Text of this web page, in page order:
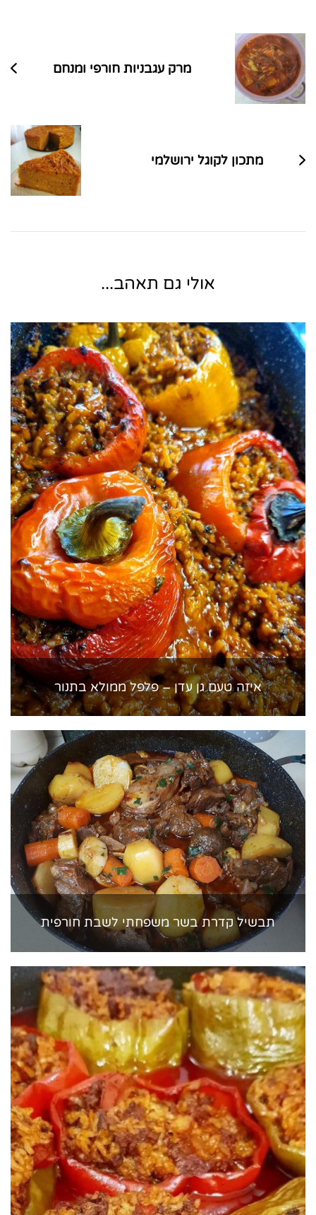
בפוסטים
מרק עגבניות חורפי ומנחם
מתכון לקוגל ירושלמי
אולי גם תאהב...
איזה טעם גן עדן – פלפל ממולא בתנור
תבשיל קדרת בשר משפחתי לשבת חורפית